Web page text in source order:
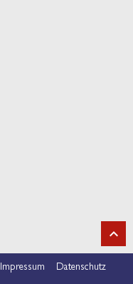
Impressum
Datenschutz